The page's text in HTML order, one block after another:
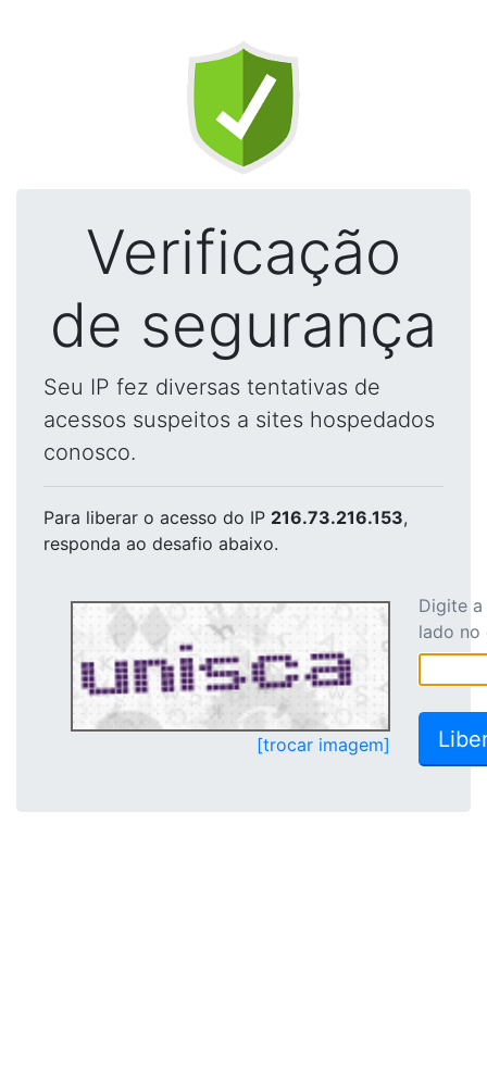
Verificação
de segurança
Seu IP fez diversas tentativas de
acessos suspeitos a sites hospedados
conosco.
Para liberar o acesso do IP 216.73.216.153,
responda ao desafio abaixo.
[trocar imagem]
Digite
lado no